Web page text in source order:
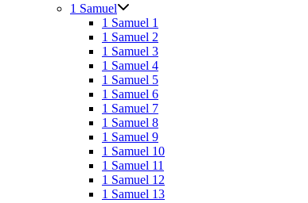
1 Samuel
1 Samuel 1
1 Samuel 2
1 Samuel 3
1 Samuel 4
1 Samuel 5
1 Samuel 6
1 Samuel 7
1 Samuel 8
1 Samuel 9
1 Samuel 10
1 Samuel 11
1 Samuel 12
1 Samuel 13